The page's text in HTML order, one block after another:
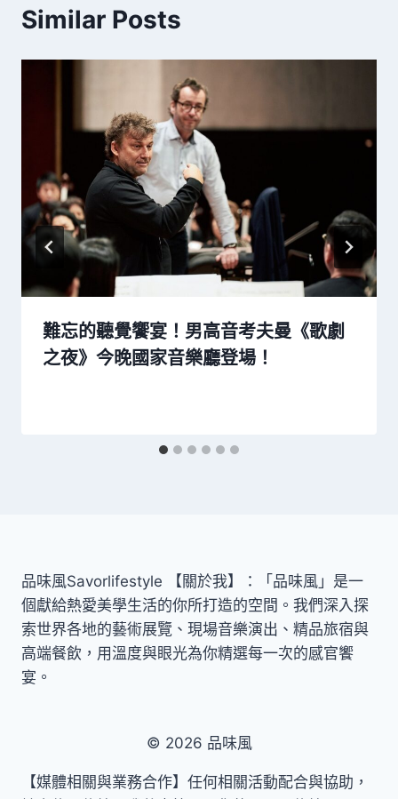
Similar Posts
難忘的聽覺饗宴！男高音考夫曼《歌劇
之夜》今晚國家音樂廳登場！
品味風Savorlifestyle 【關於我】：「品味風」是一
個獻給熱愛美學生活的你所打造的空間。我們深入探
索世界各地的藝術展覽、現場音樂演出、精品旅宿與
高端餐飲，用溫度與眼光為你精選每一次的感官饗
宴。
© 2026 品味風
【媒體相關與業務合作】任何相關活動配合與協助，